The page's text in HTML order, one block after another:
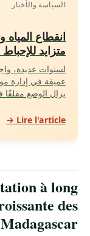
السياسة والأخبار
انقطاع
متزايد للإحباط
لسنوات عديدة،
عميقة في إدارة
يزال الوضع
Lire l'article →
à long
des